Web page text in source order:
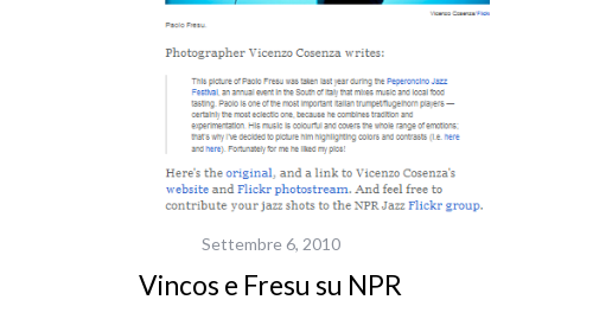
Settembre 6, 2010
Vincos e Fresu su NPR